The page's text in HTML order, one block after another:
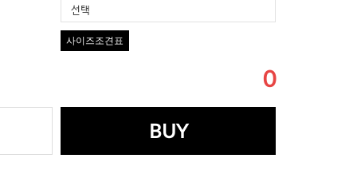
선택
사이즈조견표
0
BUY